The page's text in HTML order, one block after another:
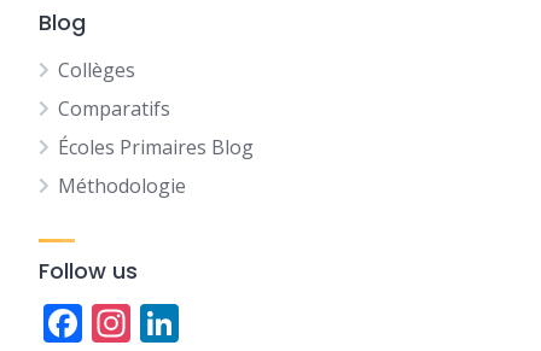
Blog
Collèges
Comparatifs
Écoles Primaires Blog
Méthodologie
Follow us
Facebook
Instagram